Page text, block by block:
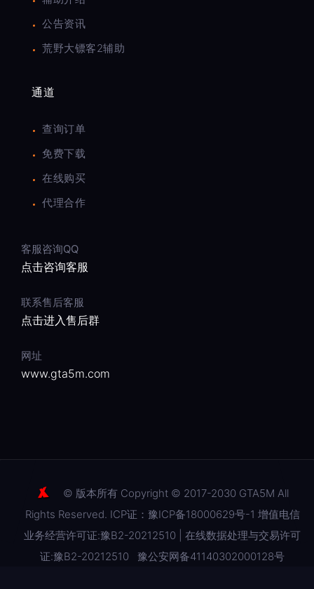
公告资讯
荒野大镖客2辅助
通道
查询订单
免费下载
在线购买
代理合作
客服咨询QQ
点击咨询客服
联系售后客服
点击进入售后群
网址
www.gta5m.com
© 版本所有 Copyright © 2017-2030 GTA5M All
Rights Reserved. ICP证：豫ICP备18000629号-1 增值电信
业务经营许可证:豫B2-20212510 | 在线数据处理与交易许可
证:豫B2-20212510 豫公安网备41140302000128号